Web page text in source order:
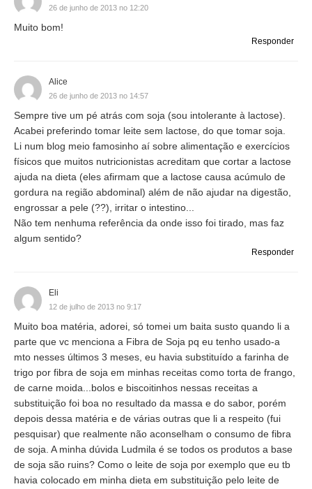
26 de junho de 2013 no 12:20
Muito bom!
Responder
Alice
26 de junho de 2013 no 14:57
Sempre tive um pé atrás com soja (sou intolerante à lactose).
Acabei preferindo tomar leite sem lactose, do que tomar soja.
Li num blog meio famosinho aí sobre alimentação e exercícios
físicos que muitos nutricionistas acreditam que cortar a lactose
ajuda na dieta (eles afirmam que a lactose causa acúmulo de
gordura na região abdominal) além de não ajudar na digestão,
engrossar a pele (??), irritar o intestino...
Não tem nenhuma referência da onde isso foi tirado, mas faz
algum sentido?
Responder
Eli
12 de julho de 2013 no 9:17
Muito boa matéria, adorei, só tomei um baita susto quando li a
parte que vc menciona a Fibra de Soja pq eu tenho usado-a
mto nesses últimos 3 meses, eu havia substituído a farinha de
trigo por fibra de soja em minhas receitas como torta de frango,
de carne moida...bolos e biscoitinhos nessas receitas a
substituição foi boa no resultado da massa e do sabor, porém
depois dessa matéria e de várias outras que li a respeito (fui
pesquisar) que realmente não aconselham o consumo de fibra
de soja. A minha dúvida Ludmila é se todos os produtos a base
de soja são ruins? Como o leite de soja por exemplo que eu tb
havia colocado em minha dieta em substituição pelo leite de